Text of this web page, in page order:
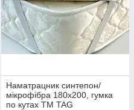
Наматрацник синтепон/
мікрофібра 180х200, гумка
по кутах TM TAG